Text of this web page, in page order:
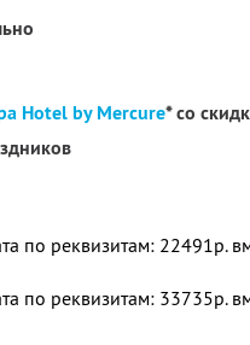
Hotel by Mercure* со
по реквизитам: 22491р.
по реквизитам: 33735р.